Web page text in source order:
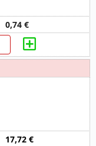
0,74 €
17,72 €